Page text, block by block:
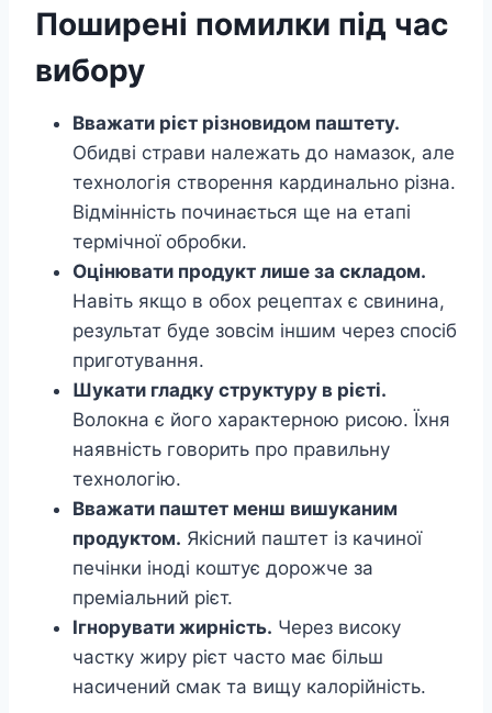
Поширені помилки під час
вибору
Вважати рієт різновидом паштету.
Обидві страви належать до намазок, але
технологія створення кардинально різна.
Відмінність починається ще на етапі
термічної обробки.
Оцінювати продукт лише за складом.
Навіть якщо в обох рецептах є свинина,
результат буде зовсім іншим через спосіб
приготування.
Шукати гладку структуру в рієті.
Волокна є його характерною рисою. Їхня
наявність говорить про правильну
технологію.
Вважати паштет менш вишуканим
продуктом. Якісний паштет із качиної
печінки іноді коштує дорожче за
преміальний рієт.
Ігнорувати жирність. Через високу
частку жиру рієт часто має більш
насичений смак та вищу калорійність.